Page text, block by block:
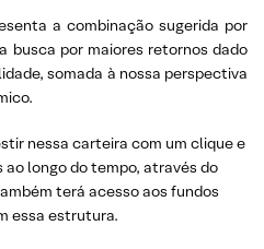
a combinação sugerida por
busca por maiores retornos dado
somada à nossa perspectiva
nessa carteira com um clique e
longo do tempo, através do
terá acesso aos fundos
essa estrutura.